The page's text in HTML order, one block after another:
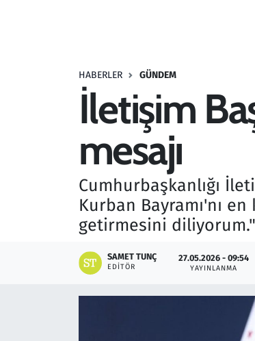
HABERLER GÜNDEM
İletişim
mesajı
Cumhurbaşkanlığı
Kurban Bayramı'nı
getirmesini
SAMET TUNÇ
EDITÖR
27.05.2026 - 09:54
YAYINLANMA
Televizyon